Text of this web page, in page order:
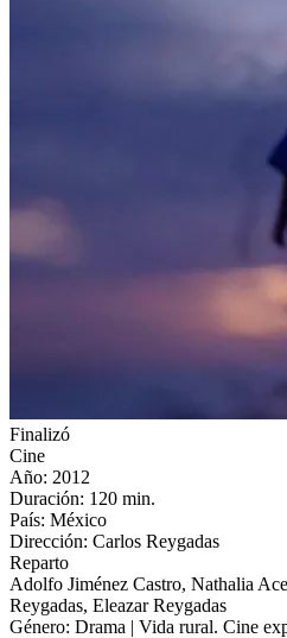
Finalizó
Cine
Año: 2012
Duración: 120 min.
País: México
Dirección: Carlos Reygadas
Reparto
Adolfo Jiménez Castro, Nathalia
Reygadas, Eleazar Reygadas
Género: Drama | Vida rural. Cine